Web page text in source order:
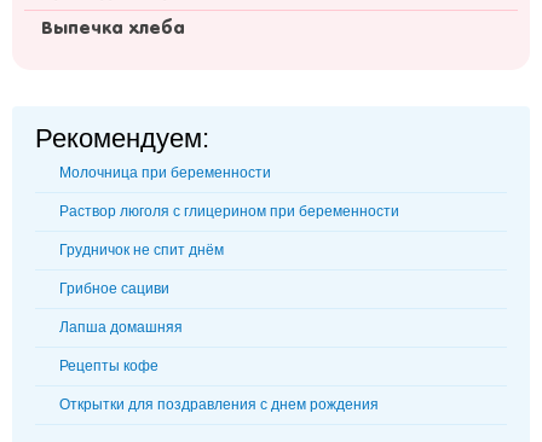
Выпечка хлеба
Рекомендуем:
Молочница при беременности
Раствор люголя с глицерином при беременности
Грудничок не спит днём
Грибное сациви
Лапша домашняя
Рецепты кофе
Открытки для поздравления с днем рождения